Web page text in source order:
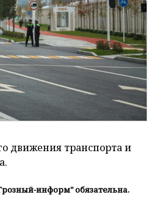
движения транспорта и
информ" обязательна.